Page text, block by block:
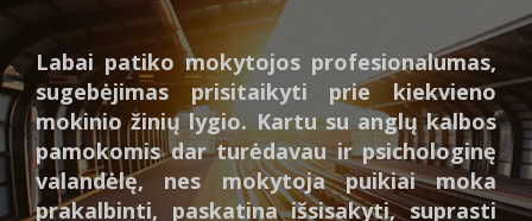
Labai patiko mokytojos profesionalumas,
sugebėjimas prisitaikyti prie kiekvieno
mokinio žinių lygio. Kartu su anglų kalbos
pamokomis dar turėdavau ir psichologinę
valandėlę, nes mokytoja puikiai moka
prakalbinti, paskatina išsisakyti, suprasti